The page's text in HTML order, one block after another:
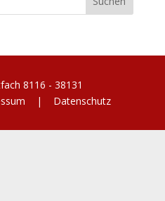
8116 - 38131
| Datenschutz